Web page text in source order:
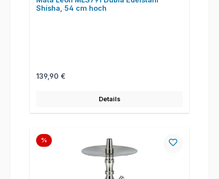
Shisha, 54 cm hoch
Regulärer Preis:
139,90 €
Details
%Rabatt